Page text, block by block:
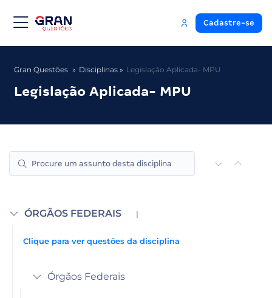
Cadastre-se
Gran Questões Disciplinas Legislação Aplicada- MPU
Legislação Aplicada- MPU
ÓRGÃOS FEDERAIS |
Clique para ver questões da disciplina
Órgãos Federais